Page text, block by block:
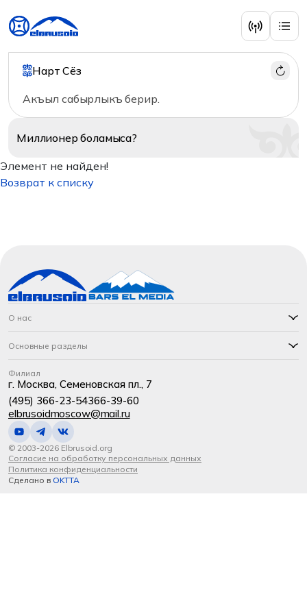
Нарт Сёз
Акъыл сабырлыкъ берир.
Миллионерболамыса?
Элемент не найден!
Возврат к списку
О нас
Основные разделы
Филиал
г. Москва, Семеновская пл., 7
(495) 366-23-54366-39-60
elbrusoidmoscow@mail.ru
© 2003-2026 Elbrusoid.org
Согласие на обработку персональных данных
Политика конфиденциальности
Сделано в OKTTA